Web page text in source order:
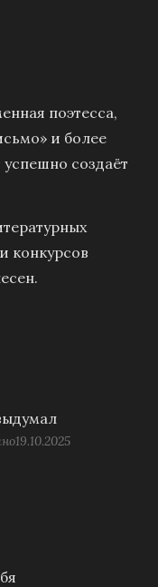
поэтесса,
и более
успешно создаёт
конкурсов
19.10.2025